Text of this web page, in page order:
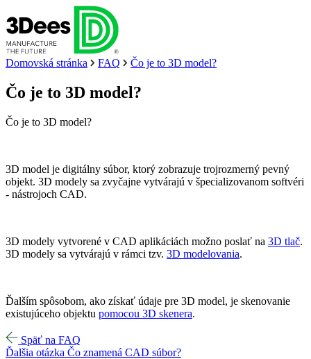
Domovská stránka FAQ Čo je to 3D model?
Čo je to 3D model?
Čo je to 3D model?
3D model je digitálny súbor, ktorý zobrazuje trojrozmerný pevný
objekt. 3D modely sa zvyčajne vytvárajú v špecializovanom softvéri
- nástrojoch CAD.
3D modely vytvorené v CAD aplikáciách možno poslať na 3D tlač.
3D modely sa vytvárajú v rámci tzv. 3D modelovania.
Ďalším spôsobom, ako získať údaje pre 3D model, je skenovanie
existujúceho objektu pomocou 3D skenera.
Späť na FAQ
Ďalšia otázka Čo znamená CAD súbor?